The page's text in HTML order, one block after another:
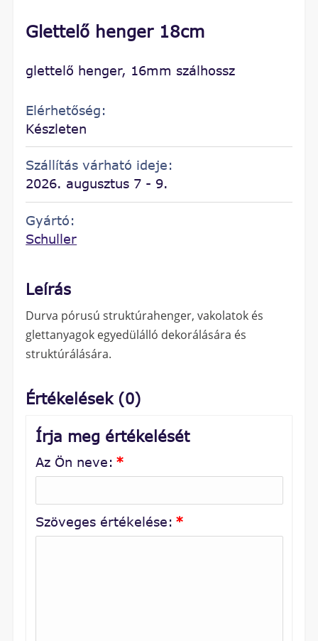
Glettelő henger 18cm
glettelő henger, 16mm szálhossz
Elérhetőség:
Készleten
Szállítás várható ideje:
2026. augusztus 7 - 9.
Gyártó:
Schuller
Leírás
Durva pórusú struktúrahenger, vakolatok és
glettanyagok egyedülálló dekorálására és
struktúrálására.
Értékelések (0)
Írja meg értékelését
Az Ön neve: *
Szöveges értékelése: *